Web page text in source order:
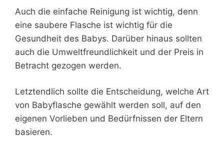
Auch die einfache Reinigung ist wichtig, denn
eine saubere Flasche ist wichtig für die
Gesundheit des Babys. Darüber hinaus sollten
auch die Umweltfreundlichkeit und der Preis in
Betracht gezogen werden.
Letztendlich sollte die Entscheidung, welche Art
von Babyflasche gewählt werden soll, auf den
eigenen Vorlieben und Bedürfnissen der Eltern
basieren.